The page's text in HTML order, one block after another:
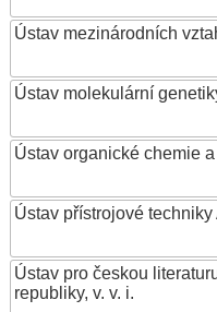
Ústav mezinárodních
Ústav molekulární
Ústav organické chemie
Ústav přístrojové techniky
Ústav pro českou
republiky, v. v. i.